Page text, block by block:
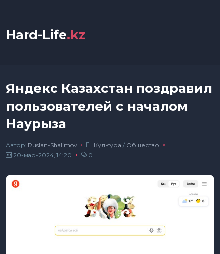
Hard-Life.kz
Яндекс Казахстан поздравил
пользователей с началом
Наурыза
Автор: Ruslan-Shalimov Культура / Общество
20-мар-2024, 14:20
0